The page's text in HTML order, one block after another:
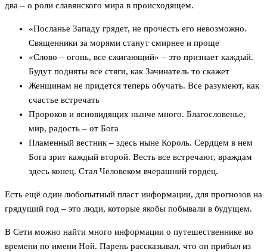
два – о роли славянского мира в происходящем.
«Посланье Западу грядет, не прочесть его невозможно.
Священники за морями станут смирнее и проще
«Слово – огонь, все сжигающий» – это признает каждый.
Будут подняты все стяги, как Зачинатель то скажет
Женщинам не придется теперь обучать. Все разумеют, как
счастье встречать
Пророков и ясновидящих нынче много. Благословенье,
мир, радость – от Бога
Пламенный вестник – здесь ныне Король. Сердцем в нем
Бога зрит каждый второй. Весть все встречают, враждам
здесь конец. Стал Человеком вчерашний гордец.
Есть ещё один любопытный пласт информации, для прогнозов на
грядущий год – это люди, которые якобы побывали в будущем.
В Сети можно найти много информации о путешественнике во
времени по имени Ной. Парень рассказывал, что он прибыл из